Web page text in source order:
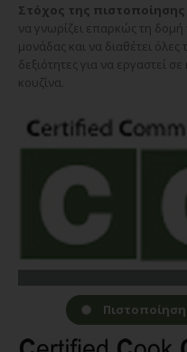
Στόχος της πιστοποίησης
να γνωρίζει επαρκώς τη δομή
μονάδας και να διαθέτει όλες
δεξιότητες για να εργαστεί
κουζίνα.